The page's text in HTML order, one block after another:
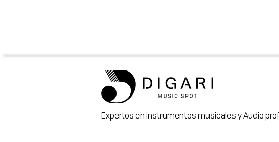
Expertos en instrumentos musicales y Audio